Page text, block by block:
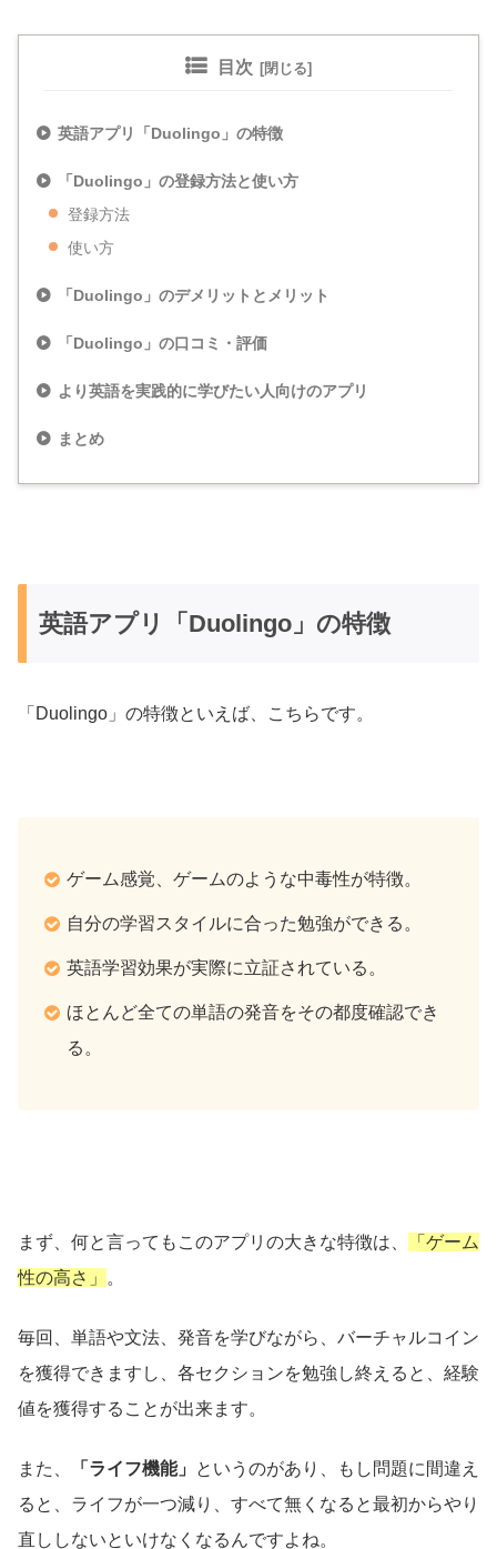
目次
英語アプリ「Duolingo」の特徴
「Duolingo」の登録方法と使い方
登録方法
使い方
「Duolingo」のデメリットとメリット
「Duolingo」の口コミ・評価
より英語を実践的に学びたい人向けのアプリ
まとめ
英語アプリ「Duolingo」の特徴
「Duolingo」の特徴といえば、こちらです。
ゲーム感覚、ゲームのような中毒性が特徴。
自分の学習スタイルに合った勉強ができる。
英語学習効果が実際に立証されている。
ほとんど全ての単語の発音をその都度確認でき
る。
まず、何と言ってもこのアプリの大きな特徴は、
「ゲーム
性の高さ」
。
毎回、単語や文法、発音を学びながら、バーチャルコイン
を獲得できますし、各セクションを勉強し終えると、経験
値を獲得することが出来ます。
また、 「ライフ機能」
というのがあり、もし問題に間違え
ると、ライフが一つ減り、すべて無くなると最初からやり
直ししないといけなくなるんですよね。